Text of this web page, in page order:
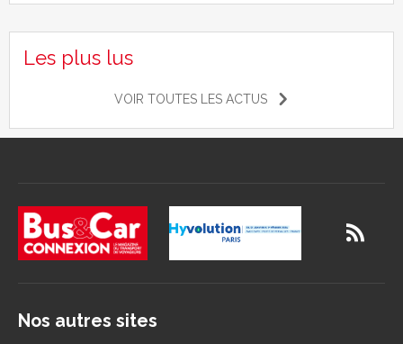
Les plus lus
VOIR TOUTES LES ACTUS
Nos autres sites